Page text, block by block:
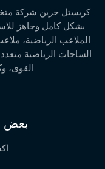
كريستل جرين شركة
بشكل كامل وجاهز
الملاعب الرياضية،
الساحات الرياضية
القوى،
بعض